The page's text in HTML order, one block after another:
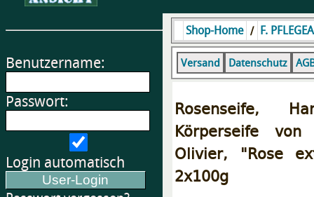
Benutzername:
Passwort:
Login automatisch
Shop-Home / F.
Versand Datenschutz
Rosenseife,
Körperseife
Olivier, "Rose
2x100g